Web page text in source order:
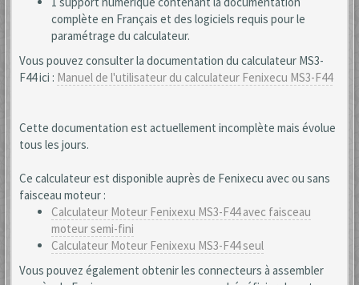
complète en Français et des logiciels requis pour le
paramétrage du calculateur.
Vous pouvez consulter la documentation du calculateur MS3-
F44 ici : Manuel de l'utilisateur du calculateur Fenixecu MS3-F44
Cette documentation est actuellement incomplète mais évolue
tous les jours.
Ce calculateur est disponible auprès de Fenixecu avec ou sans
faisceau moteur :
Calculateur Moteur Fenixexu MS3-F44 avec faisceau
moteur semi-fini
Calculateur Moteur Fenixexu MS3-F44 seul
Vous pouvez également obtenir les connecteurs à assembler